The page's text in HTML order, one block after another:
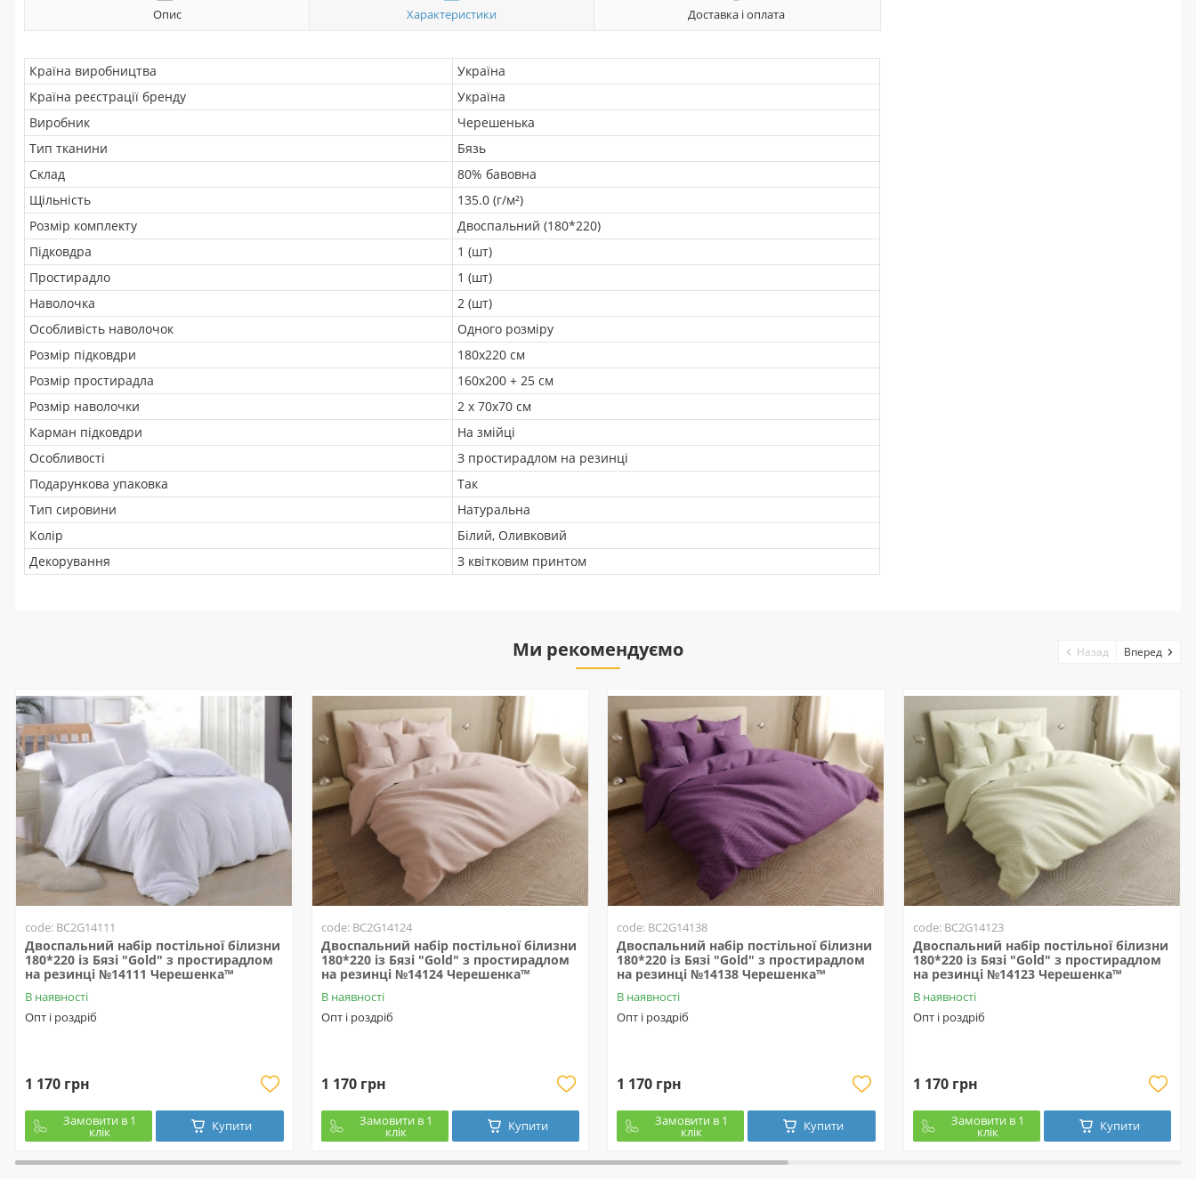
Опис Характеристики Доставка і оплата
Країна виробництва
Україна
Країна реєстрації бренду
Україна
Виробник
Черешенька
Тип тканини
Бязь
Склад
80% бавовна
Щільність
135.0 (г/м²)
Розмір комплекту
Двоспальний (180*220)
Підковдра
1 (шт)
Простирадло
1 (шт)
Наволочка
2 (шт)
Особливість наволочок
Одного розміру
Розмір підковдри
180х220 см
Розмір простирадла
160х200 + 25 см
Розмір наволочки
2 х 70х70 см
Карман підковдри
На змійці
Особливості
З простирадлом на резинці
Подарункова упаковка
Так
Тип сировини
Натуральна
Колір
Білий, Оливковий
Декорування
З квітковим принтом
Ми рекомендуємо
code: BC2G14111
Двоспальний набір постільної білизни
180*220 із Бязі "Gold" з простирадлом
на резинці №14111 Черешенка™
В наявності
Опт і роздріб
1 170 грн
Замовити в 1
клік Купити
code: BC2G14124
Двоспальний набір постільної білизни
180*220 із Бязі "Gold" з простирадлом
на резинці №14124 Черешенка™
В наявності
Опт і роздріб
1 170 грн
Замовити в 1
клік Купити
code: BC2G14138
Двоспальний набір постільної білизни
180*220 із Бязі "Gold" з простирадлом
на резинці №14138 Черешенка™
В наявності
Опт і роздріб
1 170 грн
Замовити в 1
клік Купити
code: BC2G14123
Двоспальний набір постільної білизни
180*220 із Бязі "Gold" з простирадлом
на резинці №14123 Черешенка™
В наявності
Опт і роздріб
1 170 грн
Замовити в 1
клік Купити
Назад Вперед